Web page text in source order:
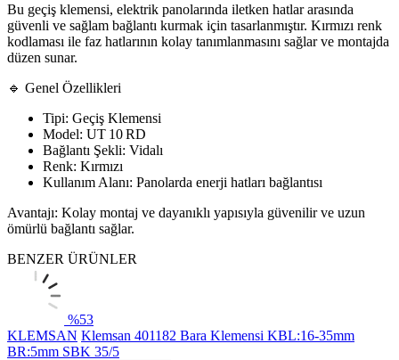
Bu geçiş klemensi, elektrik panolarında iletken hatlar arasında
güvenli ve sağlam bağlantı kurmak için tasarlanmıştır. Kırmızı renk
kodlaması ile faz hatlarının kolay tanımlanmasını sağlar ve montajda
düzen sunar.
🔹 Genel Özellikleri
Tipi: Geçiş Klemensi
Model: UT 10 RD
Bağlantı Şekli: Vidalı
Renk: Kırmızı
Kullanım Alanı: Panolarda enerji hatları bağlantısı
Avantajı: Kolay montaj ve dayanıklı yapısıyla güvenilir ve uzun
ömürlü bağlantı sağlar.
BENZER ÜRÜNLER
%53
KLEMSAN Klemsan 401182 Bara Klemensi KBL:16-35mm
BR:5mm SBK 35/5